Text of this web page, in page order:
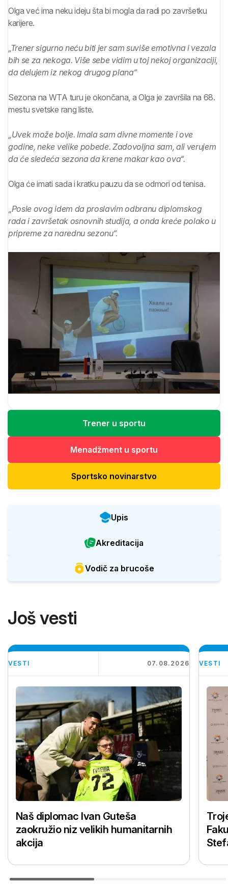
Olga već ima neku ideju šta bi mogla da radi po završetku
karijere.
„Trener sigurno neću biti jer sam suviše emotivna i vezala
bih se za nekoga. Više sebe vidim u toj nekoj organizaciji,
da delujem iz nekog drugog plana“
Sezona na WTA turu je okončana, a Olga je završila na 68.
mestu svetske rang liste.
„Uvek može bolje. Imala sam divne momente i ove
godine, neke velike pobede. Zadovoljna sam, ali verujem
da će sledeća sezona da krene makar kao ova“.
Olga će imati sada i kratku pauzu da se odmori od tenisa.
„Posle ovog idem da proslavim odbranu diplomskog
rada i završetak osnovnih studija, a onda kreće polako u
pripreme za narednu sezonu“.
Trener u sportu
Menadžment u sportu
Sportsko novinarstvo
Upis
Akreditacija
Vodič za brucoše
Još vesti
VESTI 07.08.2026
Naš diplomac Ivan Guteša
zaokružio niz velikih humanitarnih
akcija
VESTI